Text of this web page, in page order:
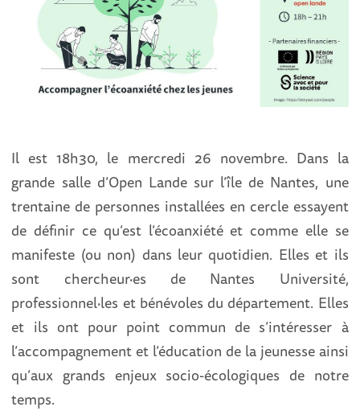
Il est 18h30, le mercredi 26 novembre. Dans la
grande salle d’Open Lande sur l’île de Nantes, une
trentaine de personnes installées en cercle essayent
de définir ce qu’est l’écoanxiété et comme elle se
manifeste (ou non) dans leur quotidien. Elles et ils
sont chercheur·es de Nantes Université,
professionnel·les et bénévoles du département. Elles
et ils ont pour point commun de s’intéresser à
l’accompagnement et l’éducation de la jeunesse ainsi
qu’aux grands enjeux socio-écologiques de notre
temps.